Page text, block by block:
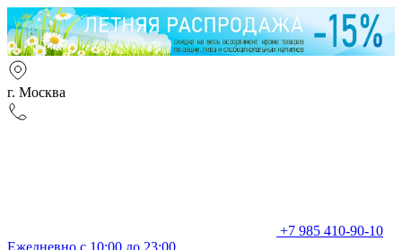
г. Москва
+7 985 410-90-10
Ежедневно с 10:00 до 23:00